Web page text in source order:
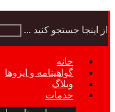
از اینجا جستجو کنید ...
خانه
گواهینامه و ایزوها
وبلاگ
خدمات